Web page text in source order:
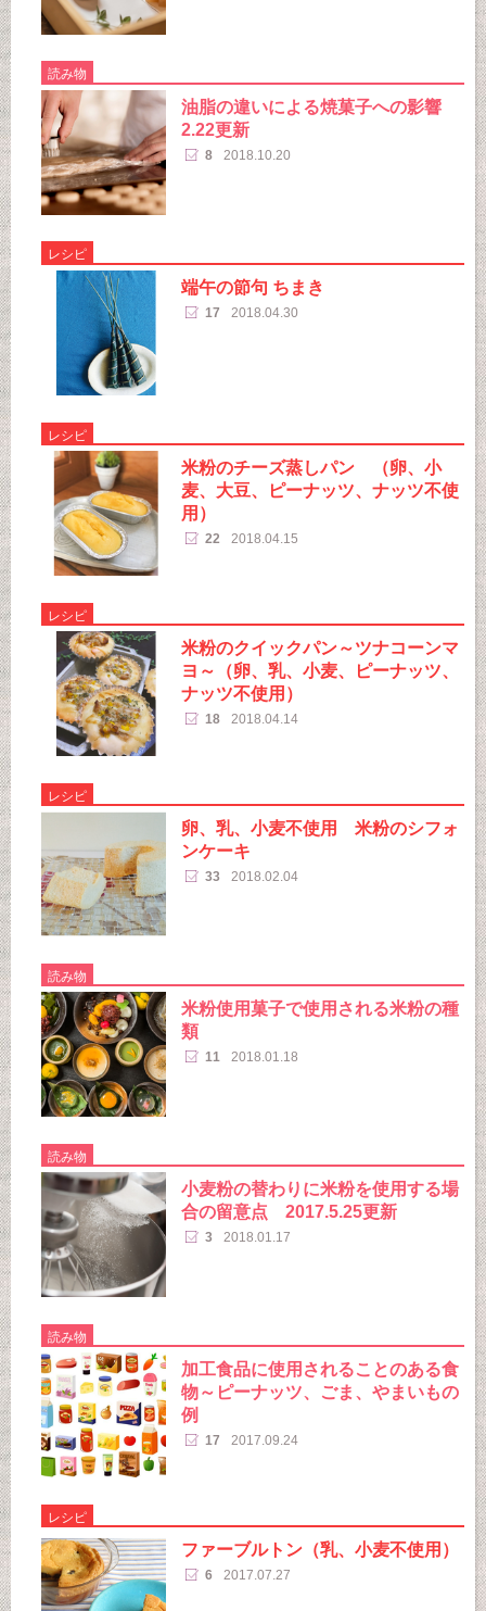
読み物
油脂の違いによる焼菓子への影響
2.22更新
8 2018.10.20
レシピ
端午の節句 ちまき
17 2018.04.30
レシピ
米粉のチーズ蒸しパン （卵、小
麦、大豆、ピーナッツ、ナッツ不使
用）
22 2018.04.15
レシピ
米粉のクイックパン～ツナコーンマ
ヨ～（卵、乳、小麦、ピーナッツ、
ナッツ不使用）
18 2018.04.14
レシピ
卵、乳、小麦不使用 米粉のシフォ
ンケーキ
33 2018.02.04
読み物
米粉使用菓子で使用される米粉の種
類
11 2018.01.18
読み物
小麦粉の替わりに米粉を使用する場
合の留意点 2017.5.25更新
3 2018.01.17
読み物
加工食品に使用されることのある食
物～ピーナッツ、ごま、やまいもの
例
17 2017.09.24
レシピ
ファーブルトン（乳、小麦不使用）
6 2017.07.27